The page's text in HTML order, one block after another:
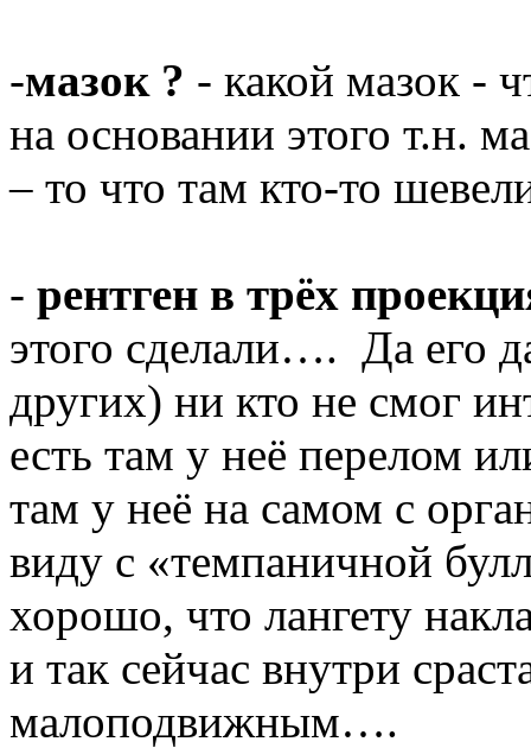
-мазок ? - какой мазок -
на основании этого т.н.
– то что там кто-то
- рентген в трёх
этого сделали…. Да его
других) ни кто не смог
есть там у неё перелом
там у неё на самом с
виду с «темпаничной
хорошо, что лангету
и так сейчас внутри
малоподвижным….